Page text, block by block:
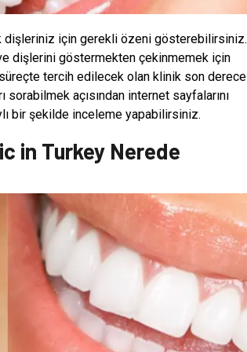
dişleriniz için gerekli özeni gösterebilirsiniz.
dişlerini göstermekten çekinmemek için
tercih edilecek olan klinik son derece
açısından internet sayfalarını
bir şekilde inceleme yapabilirsiniz.
in Turkey Nerede